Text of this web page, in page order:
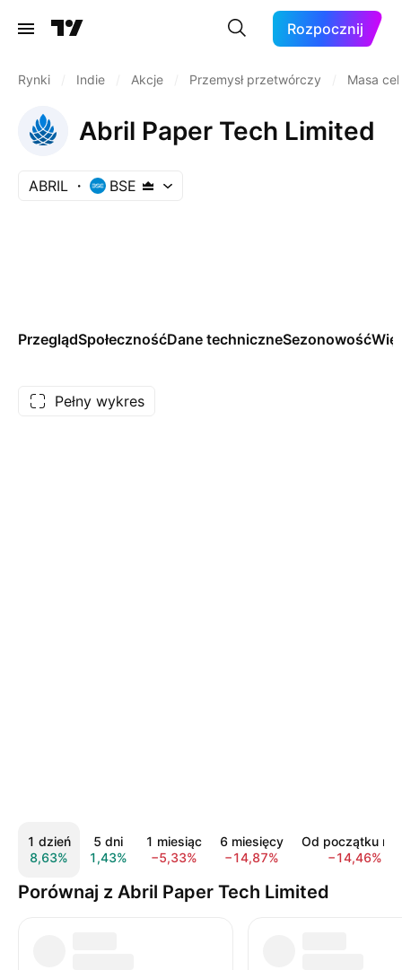
Rozpocznij
Rynki Indie Akcje Przemysł przetwórczy Masa
Abril Paper Tech Limited
ABRIL BSE
PrzeglądSpołecznośćDane techniczneSezonowość
Pełny wykres
1 dzień
8,63%
5 dni
1,43%
1 miesiąc
−5,33%
6 miesięcy
−14,87%
Od początku
−14,46%
Porównaj z Abril Paper Tech Limited